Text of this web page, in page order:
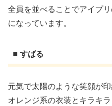
全員を並べることでアイプ
になっています。
■ すばる
元気で太陽のような笑顔が
オレンジ系の衣装とキラキ